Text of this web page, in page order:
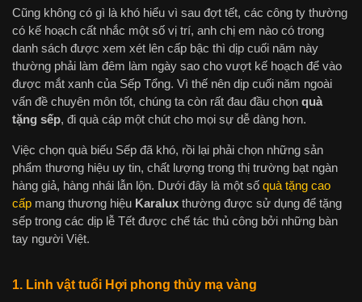
Cũng không có gì là khó hiểu vì sau đợt tết, các công ty thường
có kế hoạch cất nhắc một số vị trí, anh chị em nào có trong
danh sách được xem xét lên cấp bậc thì dịp cuối năm này
thường phải làm đêm làm ngày sao cho vượt kế hoạch để vào
được mắt xanh của Sếp Tổng. Vì thế nên dịp cuối năm ngoài
vấn đề chuyên môn tốt, chúng ta còn rất đau đầu chọn quà
tặng sếp, đi quà cáp một chút cho mọi sự dễ dàng hơn.
Việc chọn quà biếu Sếp đã khó, rồi lại phải chọn những sản
phẩm thương hiệu uy tin, chất lượng trong thị trường bạt ngàn
hàng giả, hàng nhái lẫn lộn. Dưới đây là một số quà tặng cao
cấp mang thương hiệu Karalux thường được sử dụng để tặng
sếp trong các dịp lễ Tết được chế tác thủ công bởi những bàn
tay người Việt.
1. Linh vật tuổi Hợi phong thủy mạ vàng